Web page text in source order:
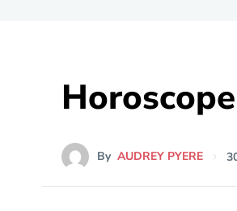
By AUDREY PYERE